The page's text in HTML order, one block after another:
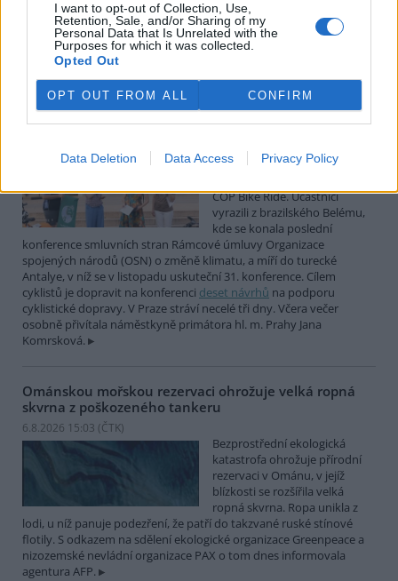
I want to opt-out of Collection, Use,
Retention, Sale, and/or Sharing of my
Personal Data that Is Unrelated with the
Purposes for which it was collected.
Opted Out
OPT OUT FROM ALL CONFIRM
Data Deletion Data Access Privacy Policy
vyhledávají veterinární ošetření nejčastěji kvůli přehřátí organismu,
dehydrataci nebo kolapsu. ČTK to sdělila viceprezidentka Komory
veterinárních lékařů ČR Kateřina Valdhans.
Do Prahy dorazili jezdci cyklistické štafety, míří na
konferenci o klimatu
Do Prahy dnes dorazili jezdci
COP Bike Ride. Účastníci
vyrazili z brazilského Belému,
kde se konala poslední
konference smluvních stran Rámcové úmluvy Organizace
spojených národů (OSN) o změně klimatu, a míří do turecké
Antalye, v níž se v listopadu uskuteční 31. konference. Cílem
cyklistů je dopravit na konferenci deset návrhů na podporu
cyklistické dopravy. V Praze stráví necelé tři dny. Včera večer
osobně přivítala náměstkyně primátora hl. m. Prahy Jana
Komrsková.
Ománskou mořskou rezervaci ohrožuje velká ropná
skvrna z poškozeného tankeru
6.8.2026 15:03 (ČTK)
Bezprostřední ekologická
katastrofa ohrožuje přírodní
rezervaci v Ománu, v jejíž
blízkosti se rozšířila velká
ropná skvrna. Ropa unikla z
lodi, u níž panuje podezření, že patří do takzvané ruské stínové
flotily. S odkazem na sdělení ekologické organizace Greenpeace a
nizozemské nevládní organizace PAX o tom dnes informovala
agentura AFP.